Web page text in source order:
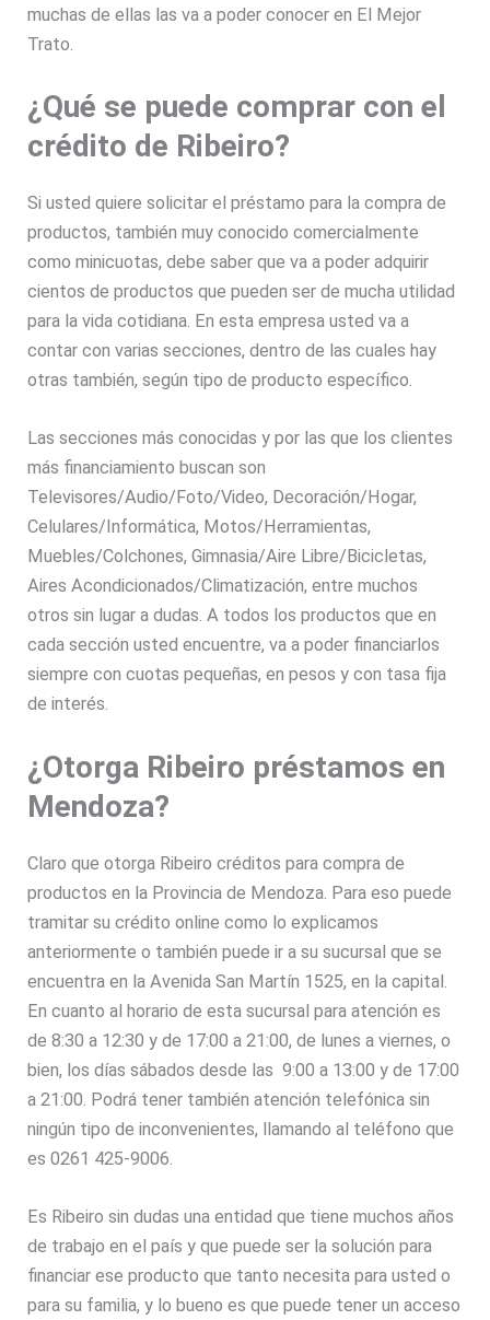
muchas de ellas las va a poder conocer en El Mejor
Trato.
¿Qué se puede comprar con el
crédito de Ribeiro?
Si usted quiere solicitar el préstamo para la compra de
productos, también muy conocido comercialmente
como minicuotas, debe saber que va a poder adquirir
cientos de productos que pueden ser de mucha utilidad
para la vida cotidiana. En esta empresa usted va a
contar con varias secciones, dentro de las cuales hay
otras también, según tipo de producto específico.
Las secciones más conocidas y por las que los clientes
más financiamiento buscan son
Televisores/Audio/Foto/Video, Decoración/Hogar,
Celulares/Informática, Motos/Herramientas,
Muebles/Colchones, Gimnasia/Aire Libre/Bicicletas,
Aires Acondicionados/Climatización, entre muchos
otros sin lugar a dudas. A todos los productos que en
cada sección usted encuentre, va a poder financiarlos
siempre con cuotas pequeñas, en pesos y con tasa fija
de interés.
¿Otorga Ribeiro préstamos en
Mendoza?
Claro que otorga Ribeiro créditos para compra de
productos en la Provincia de Mendoza. Para eso puede
tramitar su crédito online como lo explicamos
anteriormente o también puede ir a su sucursal que se
encuentra en la Avenida San Martín 1525, en la capital.
En cuanto al horario de esta sucursal para atención es
de 8:30 a 12:30 y de 17:00 a 21:00, de lunes a viernes, o
bien, los días sábados desde las 9:00 a 13:00 y de 17:00
a 21:00. Podrá tener también atención telefónica sin
ningún tipo de inconvenientes, llamando al teléfono que
es 0261 425-9006.
Es Ribeiro sin dudas una entidad que tiene muchos años
de trabajo en el país y que puede ser la solución para
financiar ese producto que tanto necesita para usted o
para su familia, y lo bueno es que puede tener un acceso